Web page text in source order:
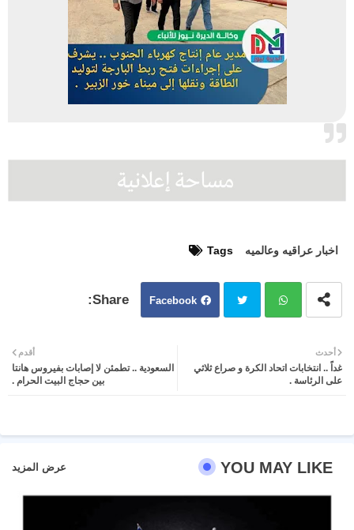
Tags اخبار عراقيه وعالميه
Facebook
ter atsa
أحدث
غداً .. انتخابات اتحاد الكرة و صراع ثلاثي
على الرئاسة .
أقدم
السعودية .. تطمئن لا إصابات بفيروس هانتا
بين حجاج البيت الحرام .
YOU MAY LIKE عرض المزيد